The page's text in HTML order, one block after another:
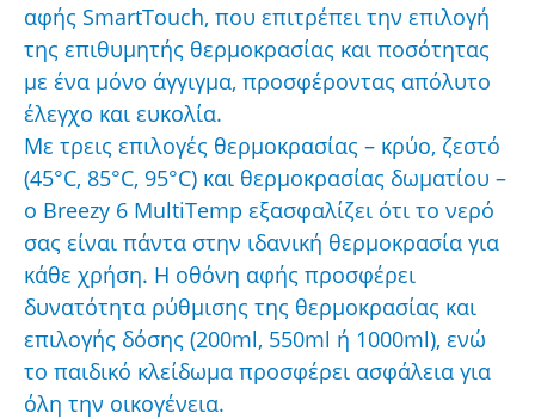
αφής SmartTouch, που επιτρέπει την επιλογή
της επιθυμητής θερμοκρασίας και ποσότητας
με ένα μόνο άγγιγμα, προσφέροντας απόλυτο
έλεγχο και ευκολία.
Με τρεις επιλογές θερμοκρασίας – κρύο, ζεστό
(45°C, 85°C, 95°C) και θερμοκρασίας δωματίου –
ο Breezy 6 MultiTemp εξασφαλίζει ότι το νερό
σας είναι πάντα στην ιδανική θερμοκρασία για
κάθε χρήση. Η οθόνη αφής προσφέρει
δυνατότητα ρύθμισης της θερμοκρασίας και
επιλογής δόσης (200ml, 550ml ή 1000ml), ενώ
το παιδικό κλείδωμα προσφέρει ασφάλεια για
όλη την οικογένεια.